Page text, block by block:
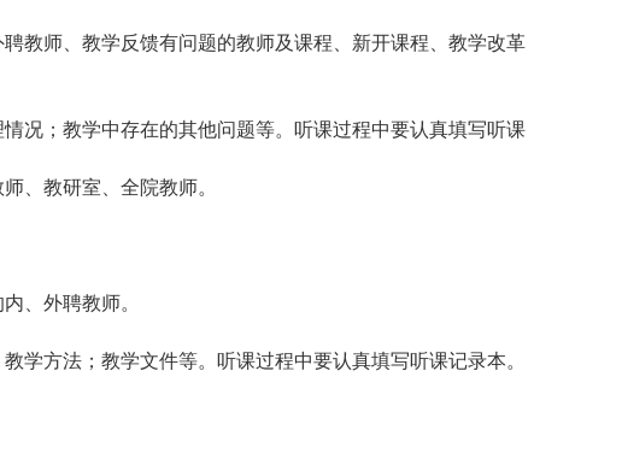
教师、教学反馈有问题的教师及课程、新开课程、教学改革
况；教学中存在的其他问题等。听课过程中要认真填写听课
、教研室、全院教师。
、外聘教师。
学方法；教学文件等。听课过程中要认真填写听课记录本。